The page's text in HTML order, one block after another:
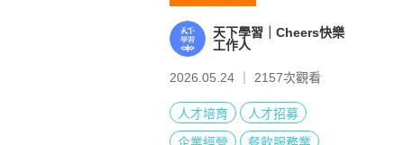
天下學習｜Cheers快樂
工作人
2026.05.24 ｜ 2157次觀看
人才培育
人才招募